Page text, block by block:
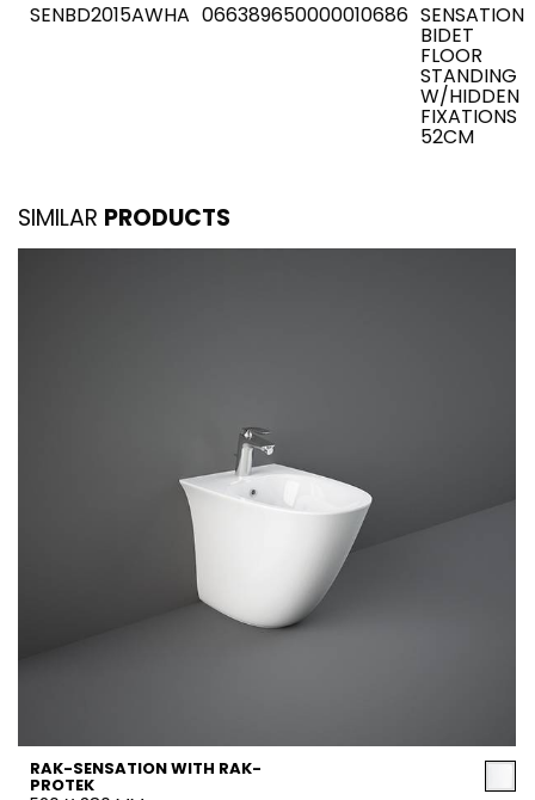
SENBD2015AWHA 066389650000010686 SENSATION
BIDET
FLOOR
STANDING
W/HIDDEN
FIXATIONS
52CM
SIMILAR PRODUCTS
RAK-SENSATION WITH RAK-
PROTEK